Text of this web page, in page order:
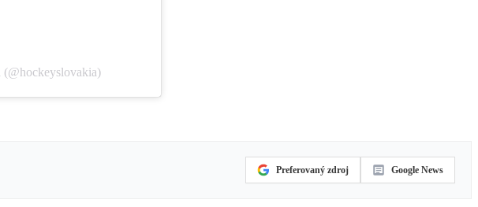
Preferovaný zdroj Google News